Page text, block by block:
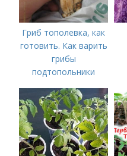
Гриб тополевка, как
готовить. Как варить
грибы
подтопольники